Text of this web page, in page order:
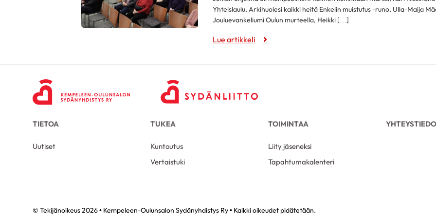
Yhteislaulu, Arkihuolesi kaikki heitä Enkelin muistutus -runo, Ulla-Maija
Jouluevankeliumi Oulun murteella, Heikki […]
Lue artikkeli
TIETOA
Uutiset
TUKEA
Kuntoutus
Vertaistuki
TOIMINTAA
Liity jäseneksi
Tapahtumakalenteri
© Tekijänoikeus 2026 • Kempeleen-Oulunsalon Sydänyhdistys Ry • Kaikki oikeudet pidätetään.